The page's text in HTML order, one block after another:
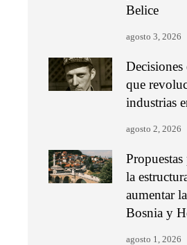
Belice
agosto 3, 2026
Decisiones
que
industrias
agosto 2, 2026
la
aumentar
Bosnia y
agosto 1, 2026